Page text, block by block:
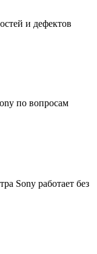
и дефектов
по вопросам
Sony работает без